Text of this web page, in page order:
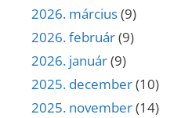
2026. március(9)
2026. február(9)
2026. január(9)
2025. december(10)
2025. november(14)